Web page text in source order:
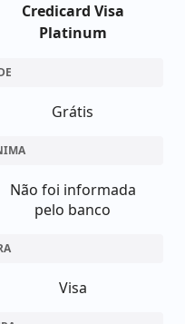
Credicard Visa
Platinum
Grátis
Não foi informada
pelo banco
Visa